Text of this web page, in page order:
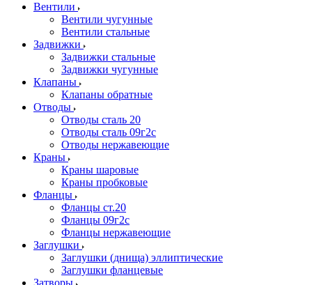
Вентили
Вентили чугунные
Вентили стальные
Задвижки
Задвижки стальные
Задвижки чугунные
Клапаны
Клапаны обратные
Отводы
Отводы сталь 20
Отводы сталь 09г2с
Отводы нержавеющие
Краны
Краны шаровые
Краны пробковые
Фланцы
Фланцы ст.20
Фланцы 09г2с
Фланцы нержавеющие
Заглушки
Заглушки (днища) эллиптические
Заглушки фланцевые
Затворы